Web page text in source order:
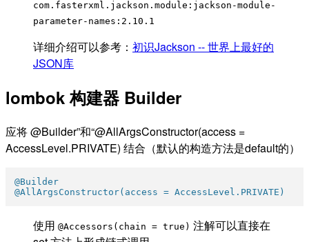
com.fasterxml.jackson.module:jackson-module-
parameter-names:2.10.1
详细介绍可以参考： 初识Jackson -- 世界上最好的
JSON库
lombok 构建器 Builder
应将 @Builder”和“@AllArgsConstructor(access =
AccessLevel.PRIVATE) 结合（默认的构造方法是default的）
@Builder
@AllArgsConstructor(access = AccessLevel.PRIVATE)
使用 @Accessors(chain = true) 注解可以直接在